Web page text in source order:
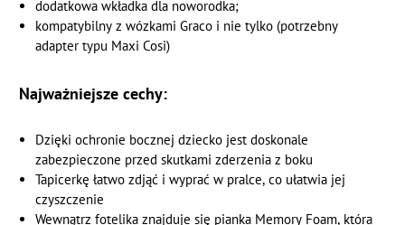
dodatkowa wkładka dla noworodka;
kompatybilny z wózkami Graco i nie tylko (potrzebny
adapter typu Maxi Cosi)
Najważniejsze cechy:
Dzięki ochronie bocznej dziecko jest doskonale
zabezpieczone przed skutkami zderzenia z boku
Tapicerkę łatwo zdjąć i wyprać w pralce, co ułatwia jej
czyszczenie
Wewnątrz fotelika znajduje się pianka Memory Foam, która